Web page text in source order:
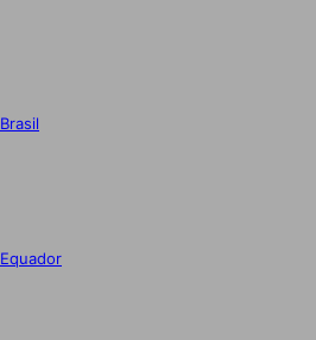
Brasil
Equador